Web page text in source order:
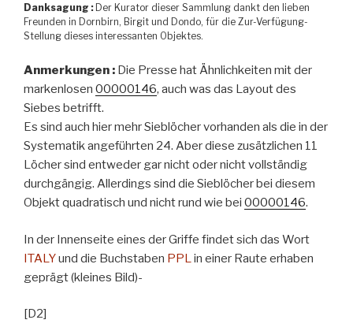
Danksagung : Der Kurator dieser Sammlung dankt den lieben
Freunden in Dornbirn, Birgit und Dondo, für die Zur-Verfügung-
Stellung dieses interessanten Objektes.
Anmerkungen : Die Presse hat Ähnlichkeiten mit der
markenlosen 00000146, auch was das Layout des
Siebes betrifft.
Es sind auch hier mehr Sieblöcher vorhanden als die in der
Systematik angeführten 24. Aber diese zusätzlichen 11
Löcher sind entweder gar nicht oder nicht vollständig
durchgängig. Allerdings sind die Sieblöcher bei diesem
Objekt quadratisch und nicht rund wie bei 00000146.
In der Innenseite eines der Griffe findet sich das Wort
ITALYund die Buchstaben PPLin einer Raute erhaben
geprägt (kleines Bild)-
[D2]